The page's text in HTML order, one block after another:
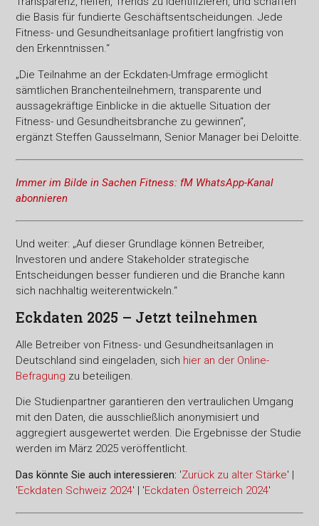
die Basis für fundierte Geschäftsentscheidungen. Jede
Fitness- und Gesundheitsanlage profitiert langfristig von
den Erkenntnissen.“
„Die Teilnahme an der Eckdaten-Umfrage ermöglicht
sämtlichen Branchenteilnehmern, transparente und
aussagekräftige Einblicke in die aktuelle Situation der
Fitness- und Gesundheitsbranche zu gewinnen“,
ergänzt Steffen Gausselmann, Senior Manager bei Deloitte.
Immer im Bilde in Sachen Fitness: fM WhatsApp-Kanal
abonnieren
Und weiter: „Auf dieser Grundlage können Betreiber,
Investoren und andere Stakeholder strategische
Entscheidungen besser fundieren und die Branche kann
sich nachhaltig weiterentwickeln.“
Eckdaten 2025 – Jetzt teilnehmen
Alle Betreiber von Fitness- und Gesundheitsanlagen in
Deutschland sind eingeladen, sich hier an der Online-
Befragung zu beteiligen.
Die Studienpartner garantieren den vertraulichen Umgang
mit den Daten, die ausschließlich anonymisiert und
aggregiert ausgewertet werden. Die Ergebnisse der Studie
werden im März 2025 veröffentlicht.
Das könnte Sie auch interessieren: 'Zurück zu alter Stärke' |
'Eckdaten Schweiz 2024' | 'Eckdaten Österreich 2024'